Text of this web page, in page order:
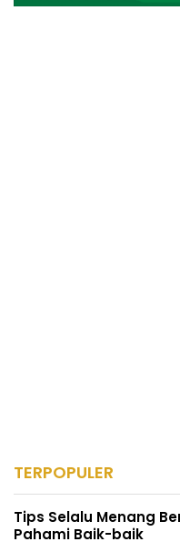
TERPOPULER
Tips Selalu Menang
Pahami Baik-baik